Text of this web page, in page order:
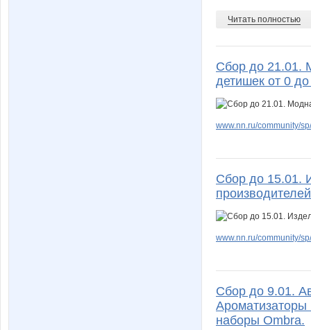
Читать полностью
Сбор до 21.01.
детишек от 0 до
www.nn.ru/community/
Сбор до 15.01.
производителей
www.nn.ru/community/
Сбор до 9.01.
Ароматизаторы
наборы Ombra.